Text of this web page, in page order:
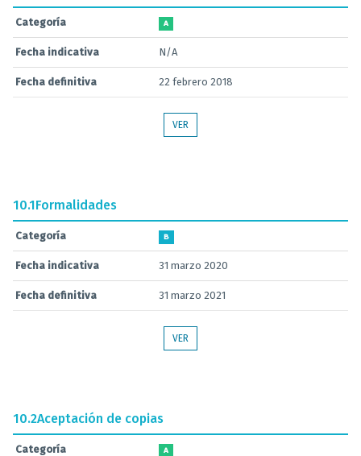
Categoría A
Fecha indicativa N/A
Fecha definitiva 22 febrero 2018
VER
10.1Formalidades
Categoría B
Fecha indicativa 31 marzo 2020
Fecha definitiva 31 marzo 2021
VER
10.2Aceptación de copias
Categoría A